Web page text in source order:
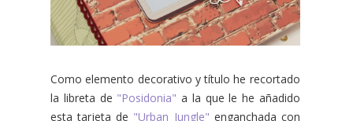
Como elemento decorativo y título he recortado
la libreta de "Posidonia" a la que le he añadido
esta tarjeta de "Urban Jungle" enganchada con